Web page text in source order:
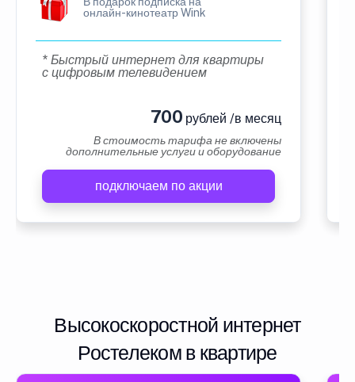
онлайн-кинотеатр Wink
* Быстрый интернет для квартиры
с цифровым телевидением
700 рублей /в месяц
В стоимость тарифа не включены
дополнительные услуги и оборудование
подключаем по акции
Высокоскоростной интернет
Ростелеком в квартире